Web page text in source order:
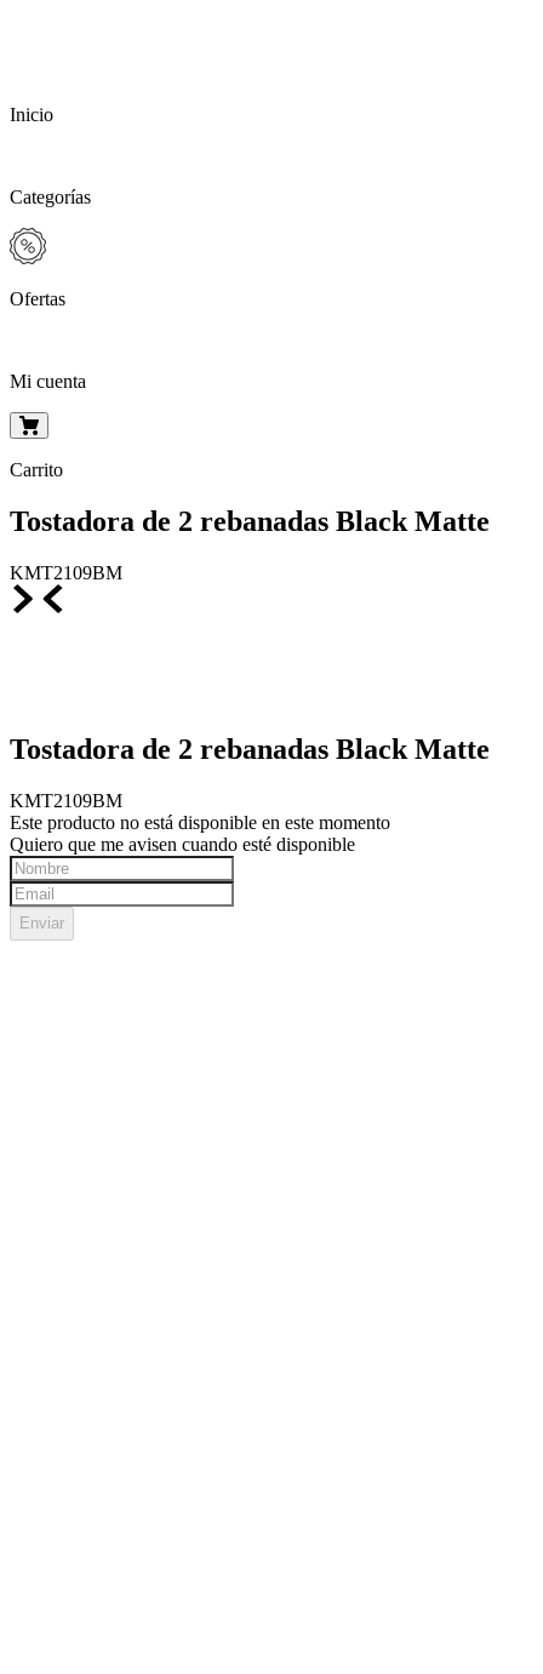
Inicio
Categorías
Ofertas
Mi cuenta
Carrito
Tostadora de 2 rebanadas Black Matte
KMT2109BM
Tostadora de 2 rebanadas Black Matte
KMT2109BM
Este producto no está disponible en este momento
Quiero que me avisen cuando esté disponible
Enviar